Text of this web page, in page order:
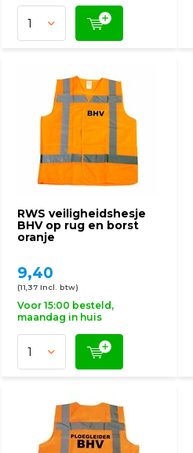
RWS veiligheidshesje
BHV op rug en borst
oranje
9,40
(11,37 Incl. btw)
Voor 15:00 besteld,
maandag in huis